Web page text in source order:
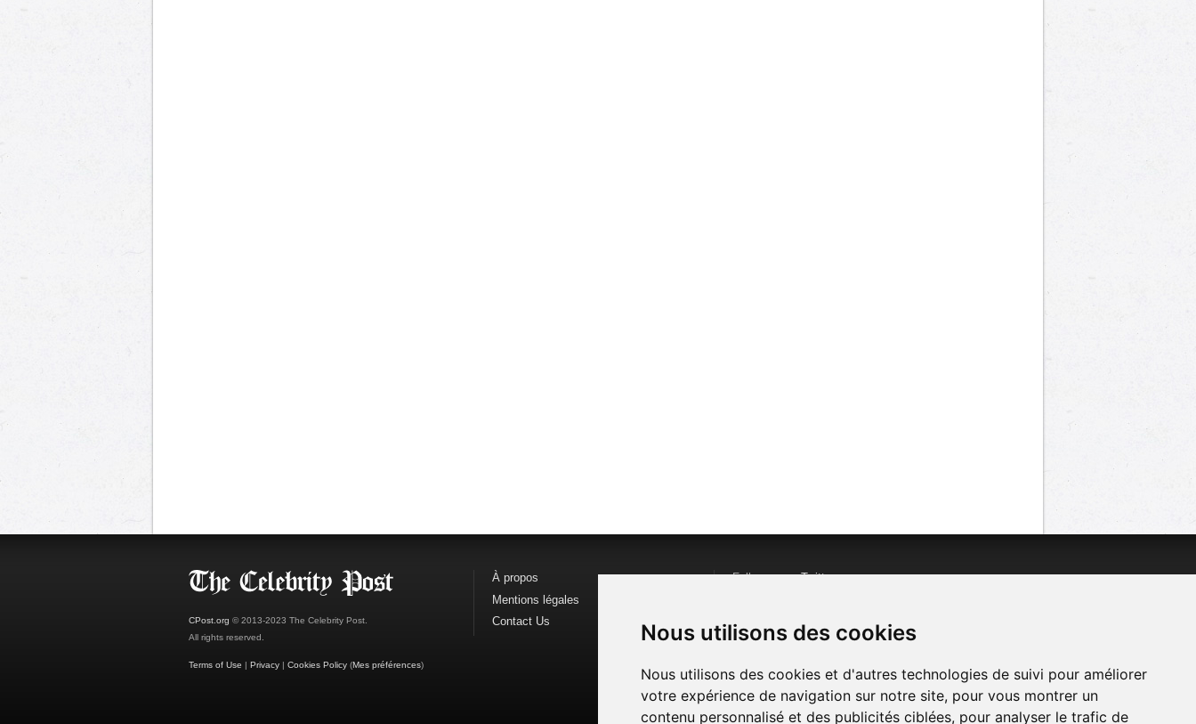
Nous utilisons des cookies
Nous utilisons des cookies et d'autres technologies de suivi pour améliorer
votre expérience de navigation sur notre site, pour vous montrer un
contenu personnalisé et des publicités ciblées, pour analyser le trafic de
CPost.org © 2013-2023 The Celebrity Post.
All rights reserved.
Terms of Use | Privacy | Cookies Policy (Mes préférences)
À propos
Mentions légales
Contact Us
Follow us onTwitter
Watch us on YouTube